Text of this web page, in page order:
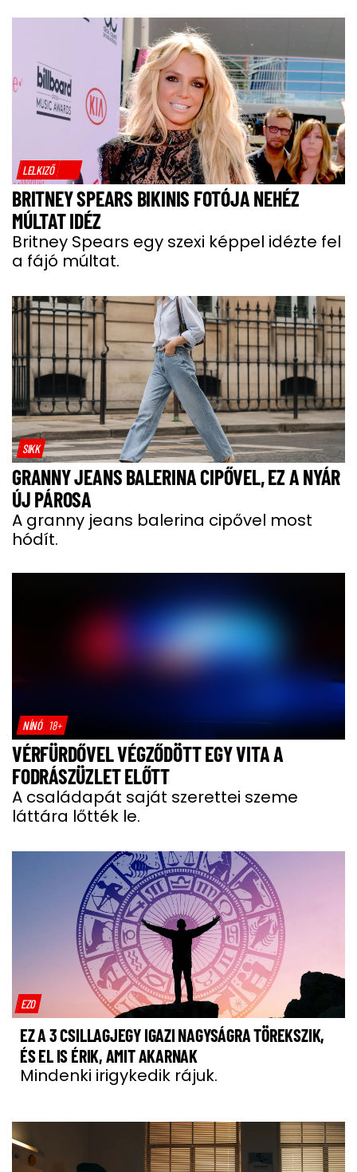
LELKIZŐ
BRITNEY SPEARS BIKINIS FOTÓJA NEHÉZ
MÚLTAT IDÉZ
Britney Spears egy szexi képpel idézte fel
a fájó múltat.
SIKK
GRANNY JEANS BALERINA CIPŐVEL, EZ A NYÁR
ÚJ PÁROSA
A granny jeans balerina cipővel most
hódít.
NÍNÓ 18+
VÉRFÜRDŐVEL VÉGZŐDÖTT EGY VITA A
FODRÁSZÜZLET ELŐTT
A családapát saját szerettei szeme
láttára lőtték le.
EZO
EZ A 3 CSILLAGJEGY IGAZI NAGYSÁGRA TÖREKSZIK,
ÉS EL IS ÉRIK, AMIT AKARNAK
Mindenki irigykedik rájuk.